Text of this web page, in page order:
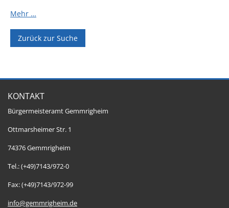
Mehr …
Zurück zur Suche
KONTAKT
Bürgermeisteramt Gemmrigheim
Ottmarsheimer Str. 1
74376 Gemmrigheim
Tel.: (+49)7143/972-0
Fax: (+49)7143/972-99
info@gemmrigheim.de